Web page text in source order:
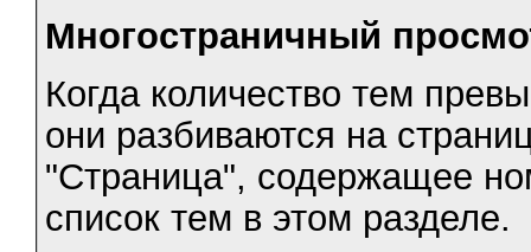
Многостраничный
Когда количество тем
они разбиваются на
"Страница", содержащее
список тем в этом разделе.